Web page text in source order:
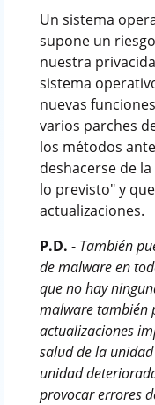
Un sistema
supone un
nuestra
sistema
nuevas
varios parches
los métodos
deshacerse de
lo previsto" y
actualizaciones.
P.D. - También
de malware en
que no hay
malware también
actualizaciones
salud de la
unidad
provocar errores